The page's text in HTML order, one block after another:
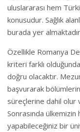
uluslararası hem
konusudur. Sağlık
burada yer
Özellikle Romanya
kriteri farklı
doğru olacaktır.
başvurarak
süreçlerine dahil olur
Sonrasında
yapabileceğiniz bir